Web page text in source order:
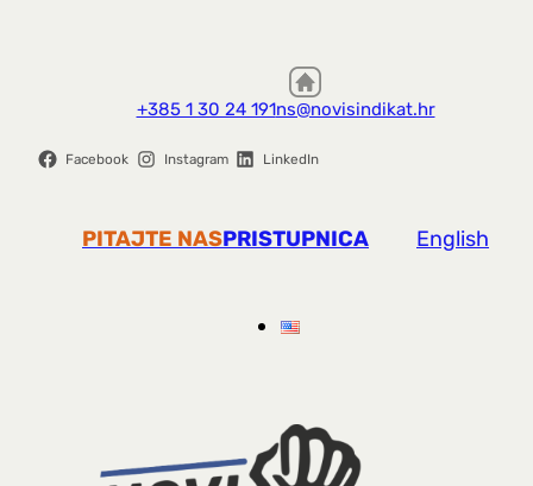
+385 1 30 24 191ns@novisindikat.hr
Facebook Instagram LinkedIn
PITAJTE NASPRISTUPNICA English